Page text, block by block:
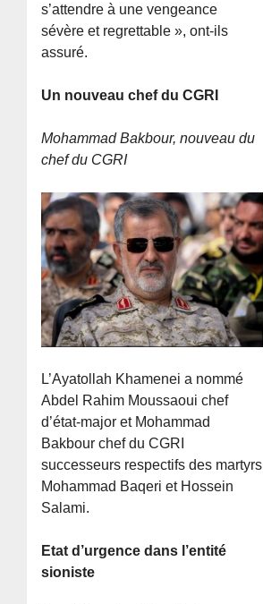
s’attendre à une vengeance
sévère et regrettable », ont-ils
assuré.
Un nouveau chef du CGRI
Mohammad Bakbour, nouveau du
chef du CGRI
L’Ayatollah Khamenei a nommé
Abdel Rahim Moussaoui chef
d’état-major et Mohammad
Bakbour chef du CGRI
successeurs respectifs des martyrs
Mohammad Baqeri et Hossein
Salami.
Etat d’urgence dans l’entité
sioniste